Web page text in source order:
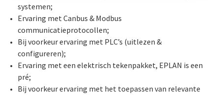
systemen;
Ervaring met Canbus & Modbus
communicatieprotocollen;
Bij voorkeur ervaring met PLC’s (uitlezen &
configureren);
Ervaring met een elektrisch tekenpakket, EPLAN is een
pré;
Bij voorkeur ervaring met het toepassen van relevante